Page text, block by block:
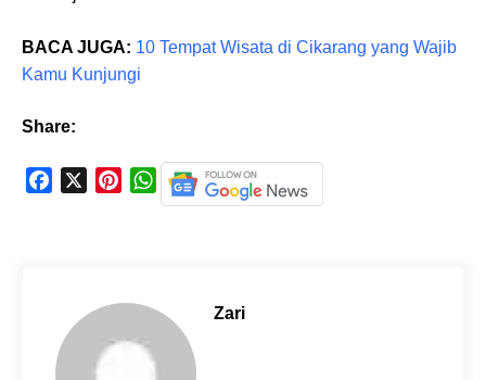
BACA JUGA: 10 Tempat Wisata di Cikarang yang Wajib
Kamu Kunjungi
Share:
k
W
h
A
Zari